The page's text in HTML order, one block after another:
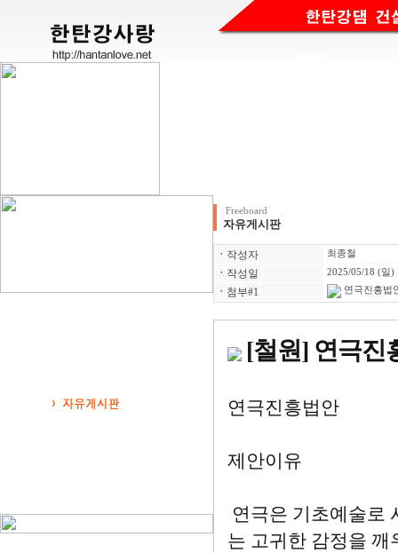
Freeboard
자유게시판
ㆍ 작성자 최종철
ㆍ 작성일 2025/05/18 (일)
ㆍ 첨부#1 연극진흥법
[철원] 연극진
연극진흥법안
제안이유
연극은 기초예술로
는 고귀한 감정을 깨